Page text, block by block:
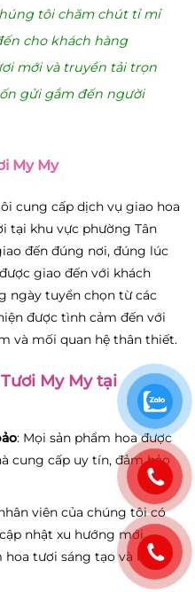
tôi chăm chút tỉ mỉ
cho khách hàng
mới và truyền tải trọn
gửi gắm đến người
My My
cung cấp dịch vụ giao hoa
tại khu vực phường Tân
đến đúng nơi, đúng lúc
giao đến với khách
ngày tuyển chọn từ các
được tình cảm đến với
và mối quan hệ thân thiết.
My My tại
: Mọi sản phẩm hoa được
cung cấp uy tín, đảm bảo
viên của chúng tôi có
nhật xu hướng mới,
tươi sáng tạo và khác